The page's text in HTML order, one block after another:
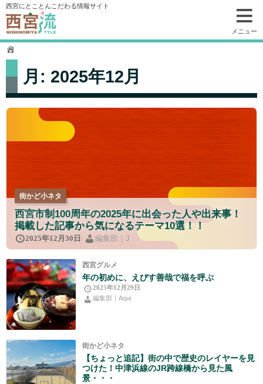
コ
ン
テ
ン
ツ
動
西宮にとことんこだわる情報サイト
メニュー
月: 2025年12月
街かど小ネタ
西宮市制100周年の2025年に出会った人や出来事！
掲載した記事から気になるテーマ10選！！
2025年12月30日 編集部｜J
西宮グルメ
年の初めに、えびす善哉で福を呼ぶ
2025年12月29日
編集部｜Aqui
街かど小ネタ
【ちょっと追記】街の中で歴史のレイヤーを見
つけた！中津浜線のJR跨線橋から見た風
景・・・